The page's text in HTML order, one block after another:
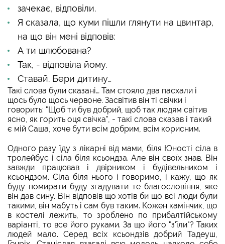
зачекає, відповіли.
Я сказала, що куми пішли глянути на цвинтар,
на що він мені відповів:
А ти шлюбована?
Так, - відповіла йому.
Ставай. Бери дитину…
Такі слова були сказані… Там стояло два пасхали і
щось було щось червоне. Засвітив він ті свічки і
говорить: "Щоб ти був добрий, щоб так людям світив
ясно, як горить оця свічка", - такі слова сказав і такий
є мій Саша, хоче бути всім добрим, всім корисним.
Одного разу їду з лікарні від мами, біля Юності сіла в
тролейбус і сіла біля ксьондза. Але він своїх знав. Він
завжди працював і двірником і будівельником і
ксьондзом. Сіла біля нього і говоримо, і кажу, що як
буду помирати буду згадувати те благословіння, яке
він дав сину. Він відповів що хотів би що всі люди були
такими, він мабуть і сам був таким. Кожен камінчик, що
в костелі лежить, то зроблено по прибалтійському
варіанті, то все його руками. За що його "з'їли"? Таких
людей мало. Серед всіх ксьондзів добрий Тадеуш,